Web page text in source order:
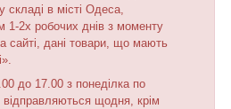
складі в місті Одеса,
1-2х робочих днів з моменту
сайті, дані товари, що мають
до 17.00 з понеділка по
щодня, крім